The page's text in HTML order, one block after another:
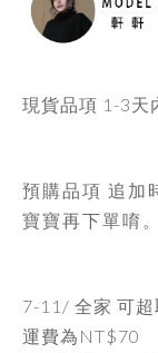
現貨品項 1-3天
預購品項 追加
寶寶再下單唷。
7-11/ 全家 可
運費為 NT$70